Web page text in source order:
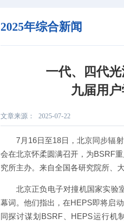
2025年综合新闻
一代、四代
九届用
文章来源： 2025-07-22
7月16日至18日，北京同步辐
会在北京怀柔圆满召开，为BSRF
究所主办。来自全国各研究院所、
北京正负电子对撞机国家实验
幕词。他们指出，在HEPS即将启
同探讨谋划BSRF、HEPS运行机